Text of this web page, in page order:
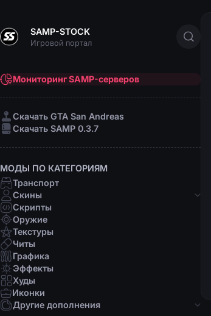
SAMP-STOCK
Игровой портал
Мониторинг SAMP-серверов
Cкачать GTA San Andreas
Cкачать SAMP 0.3.7
МОДЫ ПО КАТЕГОРИЯМ
Транспорт
Скины
Банды
Афро-американцы
Латино
Мафии
Организации
Девушки
Персоны
Рофл
Скрипты
Оружие
Текстуры
Читы
Графика
Эффекты
Худы
Иконки
Другие дополнения